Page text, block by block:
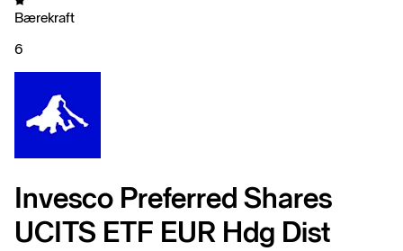
Bærekraft
6
Invesco Preferred Shares
UCITS ETF EUR Hdg Dist